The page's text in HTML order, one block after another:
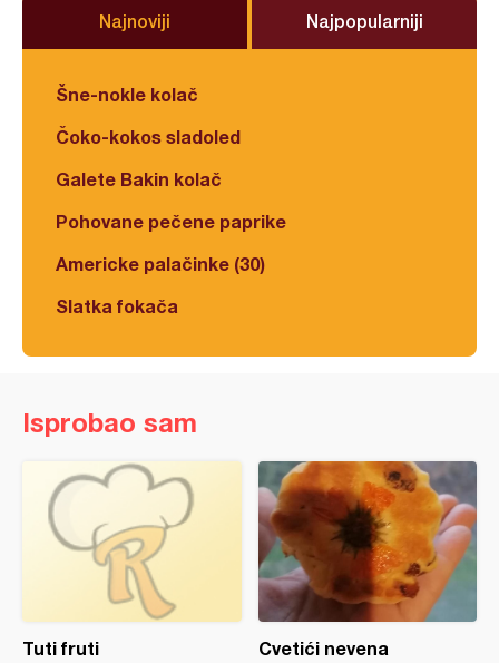
Najnoviji Najpopularniji
Šne-nokle kolač
Čoko-kokos sladoled
Galete Bakin kolač
Pohovane pečene paprike
Americke palačinke (30)
Slatka fokača
Isprobao sam
Tuti fruti Cvetići nevena